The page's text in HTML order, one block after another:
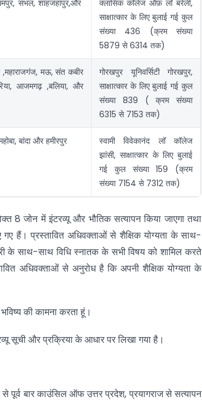
संभल, शाहजहांपुर,और
क्लासिक कॉलेज ऑफ़ लॉ बरेली,
साक्षात्कार के लिए बुलाई गई कुल
संख्या 436 (क्रम संख्या
5879 से 6314 तक)
,महाराजगंज, मऊ, संत कबीर
आजमगढ़ ,बलिया, और
गोरखपुर यूनिवर्सिटी गोरखपुर,
साक्षात्कार के लिए बुलाई गई कुल
संख्या 839 ( क्रम संख्या
6315 से 7153 तक)
बांदा और हमीरपुर
स्वामी विवेकानंद लॉ कॉलेज
झांसी, साक्षात्कार के लिए बुलाई
गई कुल संख्या 159 (क्रम
संख्या 7154 से 7312 तक)
8 जोन में इंटरव्यू और भौतिक सत्यापन किया जाएगा तथा
गए हैं। प्रस्तावित अधिवक्ताओं से शैक्षिक योग्यता के साथ-
के साथ-साथ विधि स्नातक के सभी विषय को शामिल करते
अधिवक्ताओं से अनुरोध है कि अपनी शैक्षिक योग्यता के
की कामना करता हूं।
सूची और प्रक्रिया के आधार पर लिखा गया है।
बार काउंसिल ऑफ उत्तर प्रदेश, प्रयागराज से सत्यापन